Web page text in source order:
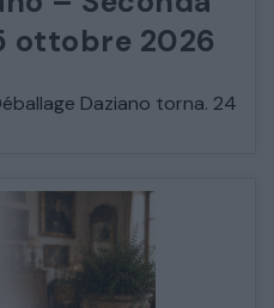
ottobre 2026
Daziano torna. 24